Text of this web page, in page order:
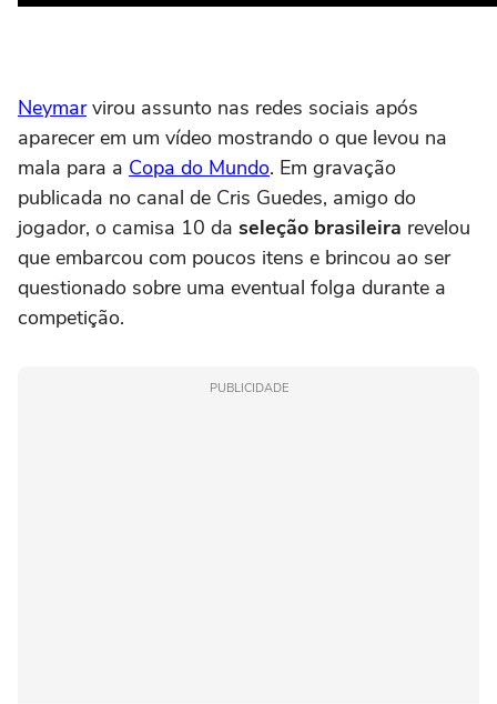
Neymarvirou assunto nas redes sociais após
aparecer em um vídeo mostrando o que levou na
mala para a Copa do Mundo. Em gravação
publicada no canal de Cris Guedes, amigo do
jogador, o camisa 10 da seleção brasileira revelou
que embarcou com poucos itens e brincou ao ser
questionado sobre uma eventual folga durante a
competição.
PUBLICIDADE